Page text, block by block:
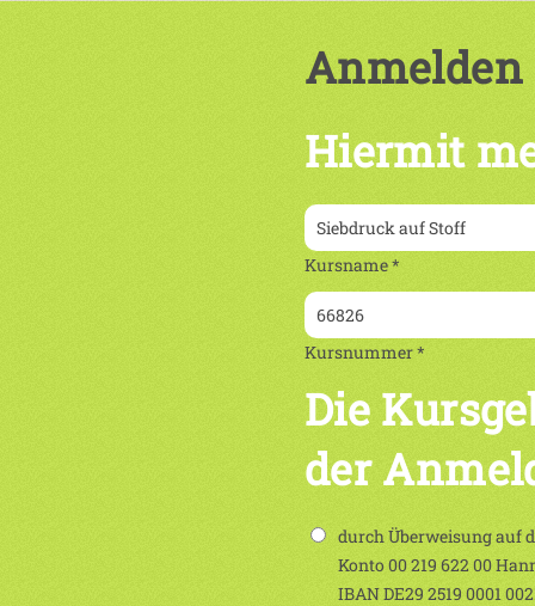
Anmelden
Hiermit
Kursname *
Kursnummer *
Die
der
durch Überweisung auf
Konto 00 219 622 00
IBAN DE29 2519 0001